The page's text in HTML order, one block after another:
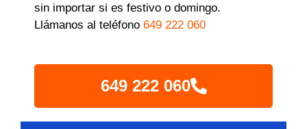
sin importar si es festivo o domingo.
Llámanos al teléfono 649 222 060
649 222 060